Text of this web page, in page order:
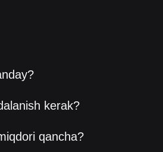
kerak?
qancha?